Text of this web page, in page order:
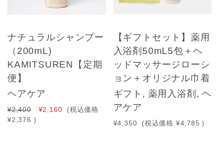
ナチュラルシャンプー
（200mL)
KAMITSUREN【定期
便】
ヘアケア
¥2,400 ¥2,160
(税込価格
¥2,376 )
【ギフトセット】薬用
入浴剤50mL5包＋ヘ
ッドマッサージローシ
ョン＋オリジナル巾着
ギフト, 薬用入浴剤, ヘ
アケア
¥4,350 (税込価格 ¥4,785 )